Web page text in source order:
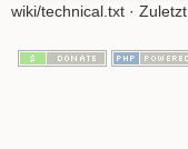
wiki/technical.txt ·